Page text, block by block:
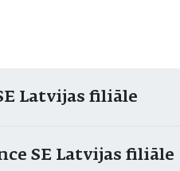
Latvijas filiāle
SE Latvijas filiāle